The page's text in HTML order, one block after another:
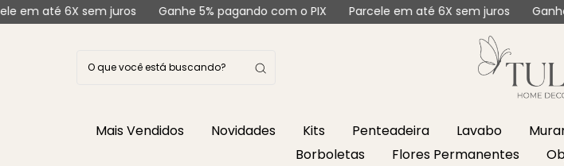
juros Ganhe 5% pagando com o PIX Parcele em até 6X sem juros Ganhe 5%
Mais Vendidos Novidades Kits Penteadeira Lavabo
Borboletas
Flores Permanentes